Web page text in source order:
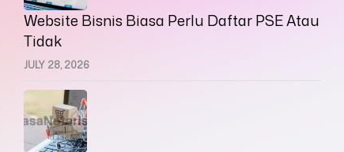
JULY 28, 2026
Website Bisnis Biasa Perlu Daftar PSE Atau
Tidak